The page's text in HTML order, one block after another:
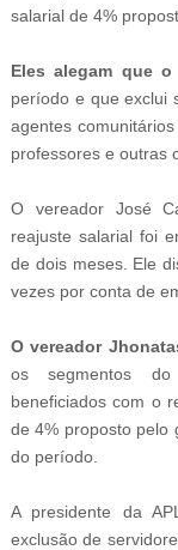
salarial de 4%
Eles alegam que o
período e que exclui
agentes
professores e outras
O vereador José
reajuste salarial foi
de dois meses. Ele
vezes por conta de
O vereador
os segmentos do
beneficiados com o
de 4% proposto pelo
do período.
A presidente da
exclusão de